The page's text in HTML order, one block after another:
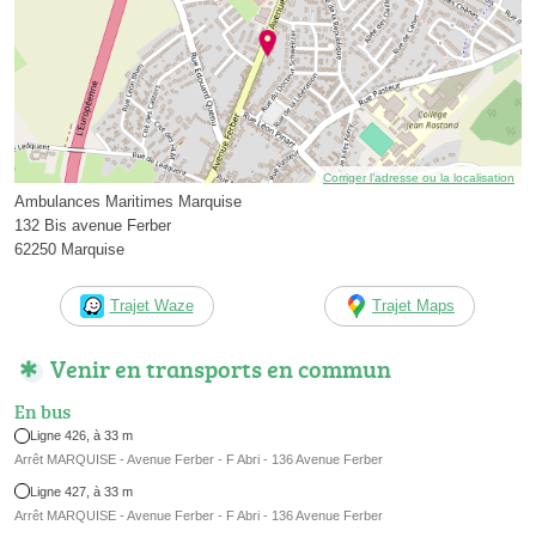
Corriger l’adresse ou la localisation
Ambulances Maritimes Marquise
132 Bis avenue Ferber
62250 Marquise
Trajet Waze Trajet Maps
Venir en transports en commun
En bus
Ligne 426, à 33 m
Arrêt MARQUISE - Avenue Ferber - F Abri - 136 Avenue Ferber
Ligne 427, à 33 m
Arrêt MARQUISE - Avenue Ferber - F Abri - 136 Avenue Ferber